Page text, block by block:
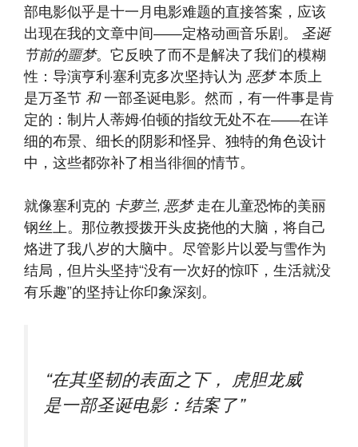
部电影似乎是十一月电影难题的直接答案，应该
出现在我的文章中间——定格动画音乐剧。 圣诞
节前的噩梦。它反映了而不是解决了我们的模糊
性：导演亨利·塞利克多次坚持认为 恶梦本质上
是万圣节 和一部圣诞电影。然而，有一件事是肯
定的：制片人蒂姆·伯顿的指纹无处不在——在详
细的布景、细长的阴影和怪异、独特的角色设计
中，这些都弥补了相当徘徊的情节。
就像塞利克的 卡萝兰, 恶梦走在儿童恐怖的美丽
钢丝上。那位教授拨开头皮挠他的大脑，将自己
烙进了我八岁的大脑中。尽管影片以爱与雪作为
结局，但片头坚持“没有一次好的惊吓，生活就没
有乐趣”的坚持让你印象深刻。
“在其坚韧的表面之下， 虎胆龙威
是一部圣诞电影：结案了”